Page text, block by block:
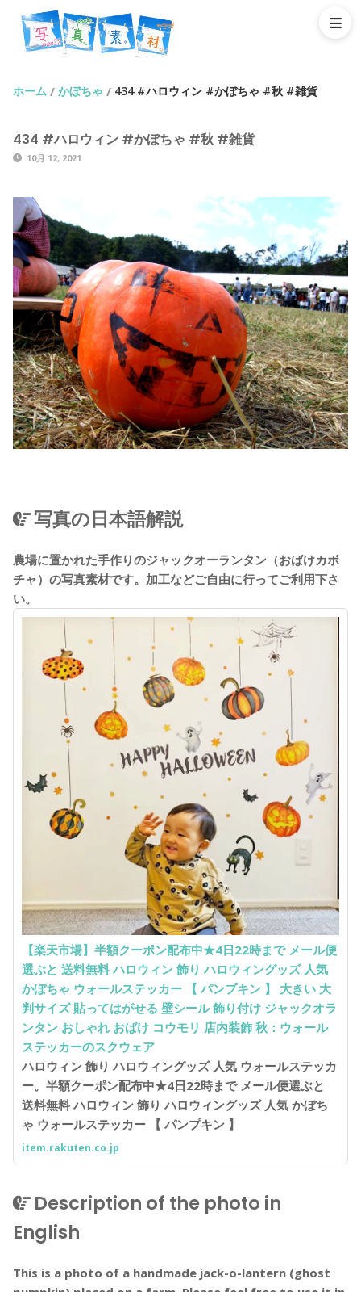
ホーム / かぼちゃ / 434 #ハロウィン #かぼちゃ #秋 #雑貨
434 #ハロウィン #かぼちゃ #秋 #雑貨
10月 12, 2021
写真の日本語解説
農場に置かれた手作りのジャックオーランタン（おばけカボ
チャ）の写真素材です。加工などご自由に行ってご利用下さ
い。
【楽天市場】半額クーポン配布中★4日22時まで メール便
選ぶと 送料無料 ハロウィン 飾り ハロウィングッズ 人気
かぼちゃ ウォールステッカー 【 パンプキン 】 大きい 大
判サイズ 貼ってはがせる 壁シール 飾り付け ジャックオラ
ンタン おしゃれ おばけ コウモリ 店内装飾 秋：ウォール
ステッカーのスクウェア
ハロウィン 飾り ハロウィングッズ 人気 ウォールステッカ
ー。半額クーポン配布中★4日22時まで メール便選ぶと
送料無料 ハロウィン 飾り ハロウィングッズ 人気 かぼち
ゃ ウォールステッカー 【 パンプキン 】
item.rakuten.co.jp
Description of the photo in
English
This is a photo of a handmade jack-o-lantern (ghost